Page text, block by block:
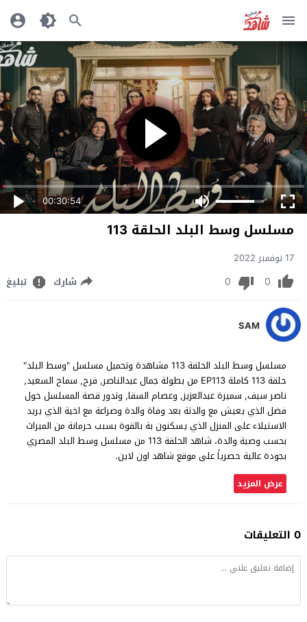
00:30:54
مسلسل وسط البلد الحلقة 113
17 نوفمبر 2022
0
0 شارك تبليغ
SAM
مسلسل وسط البلد الحلقة 113 مشاهدة وتحميل مسلسل "وسط البلد"
حلقة 113 كاملة EP113 من بطولة جمال عبدالناصر, فرح, سماح السعيد,
ناصر سيف, سميرة عبدالعزيز, وعصام السقا, وتدور قصة المسلسل حول
فضل الذي يعيش مع والدتة بعد وفاة والدة وصراعة مع اخية الذي يريد
الاستيلاء على المنزل الذي يسكنون بة بالقوة بسبب حرمانة من الميراث
بحسب وصية والدة، شاهد الحلقة 113 من مسلسل وسط البلد المصري
بجودة عالية حصرياً على موقع شاهد اون لاين.
عرض المزيد
0 التعليقات